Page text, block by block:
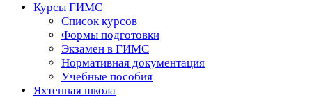
Курсы ГИМС
Список курсов
Формы подготовки
Экзамен в ГИМС
Нормативная документация
Учебные пособия
Яхтенная школа